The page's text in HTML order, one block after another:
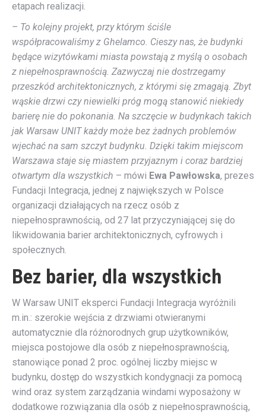
etapach realizacji.
– To kolejny projekt, przy którym ściśle
współpracowaliśmy z Ghelamco. Cieszy nas, że budynki
będące wizytówkami miasta powstają z myślą o osobach
z niepełnosprawnością. Zazwyczaj nie dostrzegamy
przeszkód architektonicznych, z którymi się zmagają. Zbyt
wąskie drzwi czy niewielki próg mogą stanowić niekiedy
barierę nie do pokonania. Na szczęcie w budynkach takich
jak Warsaw UNIT każdy może bez żadnych problemów
wjechać na sam szczyt budynku. Dzięki takim miejscom
Warszawa staje się miastem przyjaznym i coraz bardziej
otwartym dla wszystkich – mówi Ewa Pawłowska, prezes
Fundacji Integracja, jednej z największych w Polsce
organizacji działających na rzecz osób z
niepełnosprawnością, od 27 lat przyczyniającej się do
likwidowania barier architektonicznych, cyfrowych i
społecznych.
Bez barier, dla wszystkich
W Warsaw UNIT eksperci Fundacji Integracja wyróżnili
m.in.: szerokie wejścia z drzwiami otwieranymi
automatycznie dla różnorodnych grup użytkowników,
miejsca postojowe dla osób z niepełnosprawnością,
stanowiące ponad 2 proc. ogólnej liczby miejsc w
budynku, dostęp do wszystkich kondygnacji za pomocą
wind oraz system zarządzania windami wyposażony w
dodatkowe rozwiązania dla osób z niepełnosprawnością,